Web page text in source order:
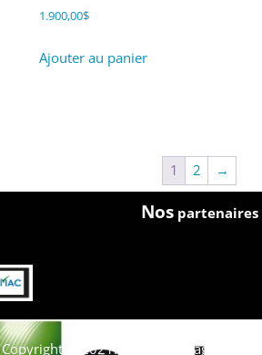
1.900,00$
Ajouter au panier
1 2 →
Nospartenaires
Copyright © 2021. Afrique-voyage-